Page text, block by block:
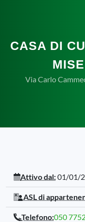
CASA DI
Via Carlo
Attivo dal:01/01/
ASL di
Telefono:050